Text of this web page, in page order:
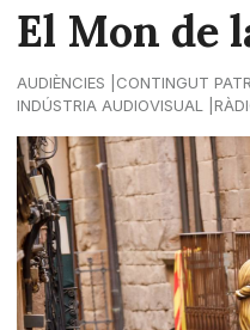
El Mon de
AUDIÈNCIES
CONTINGUT
INDÚSTRIA AUDIOVISUAL